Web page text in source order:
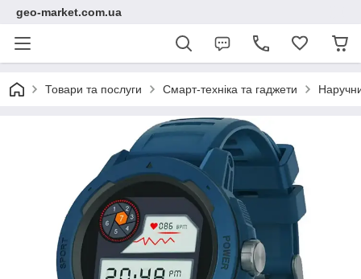
geo-market.com.ua
Товари та послуги Смарт-техніка та гаджети